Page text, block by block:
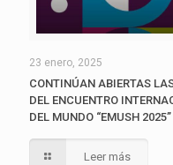
23 enero, 2025
CONTINÚAN ABIERTAS
DEL ENCUENTRO
DEL MUNDO “EMUSH 2025”
Leer más